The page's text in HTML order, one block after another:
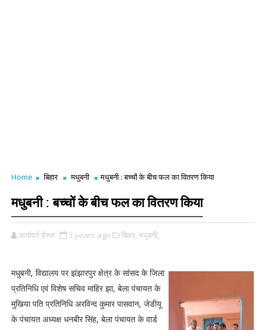
Home बिहार मधुबनी मधुबनी : बच्चों के बीच फल का वितरण किया
मधुबनी : बच्चों के बीच फल का वितरण किया
आर्यावर्त डेस्क 3 years ago बिहार, मधुबनी,
मधुबनी, विद्यालय पर झंझारपुर क्षेत्र के सांसद के जिला
प्रतिनिधि एवं विशेष सचिव माहिर झा, बेला पंचायत के
मुखिया पति प्रतिनिधि अरविन्द कुमार पासवान, जेडीयू
के पंचायत अध्यक्ष धनबीर सिंह, बेला पंचायत के वार्ड